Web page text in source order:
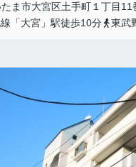
ま市大宮区土手町 １丁目11
「大宮」駅徒歩10分
東武